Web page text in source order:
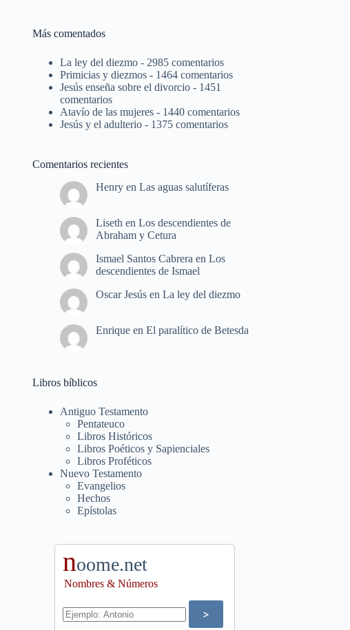
Más comentados
La ley del diezmo - 2985 comentarios
Primicias y diezmos - 1464 comentarios
Jesús enseña sobre el divorcio - 1451
comentarios
Atavío de las mujeres - 1440 comentarios
Jesús y el adulterio - 1375 comentarios
Comentarios recientes
Henry enLas aguas salutíferas
Liseth enLos descendientes de
Abraham y Cetura
Ismael Santos Cabrera enLos
descendientes de Ismael
Oscar Jesús enLa ley del diezmo
Enrique enEl paralítico de Betesda
Libros bíblicos
Antiguo Testamento
Pentateuco
Libros Históricos
Libros Poéticos y Sapienciales
Libros Proféticos
Nuevo Testamento
Evangelios
Hechos
Epístolas
noome.net
Nombres & Números